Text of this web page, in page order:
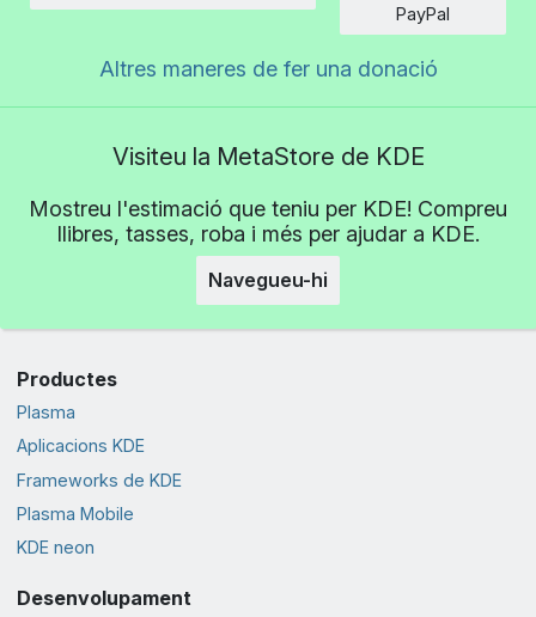
PayPal
Altres maneres de fer una donació
Visiteu la MetaStore de KDE
Mostreu l'estimació que teniu per KDE! Compreu
llibres, tasses, roba i més per ajudar a KDE.
Navegueu-hi
Productes
Plasma
Aplicacions KDE
Frameworks de KDE
Plasma Mobile
KDE neon
Desenvolupament